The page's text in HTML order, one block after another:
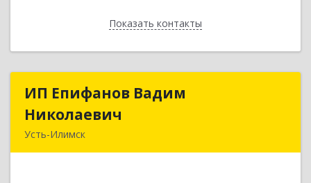
Показать контакты
Назад
ИП Епифанов Вадим
Николаевич
Усть-Илимск
ИП Епифанов Вадим